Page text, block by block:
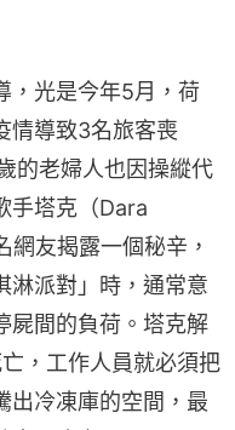
，光是今年5月，荷
情導致3名旅客喪
的老婦人也因操縱代
手塔克（Dara
友揭露一個秘辛，
淋派對」時，通常意
屍間的負荷。塔克解
，工作人員就必須把
出冷凍庫的空間，最